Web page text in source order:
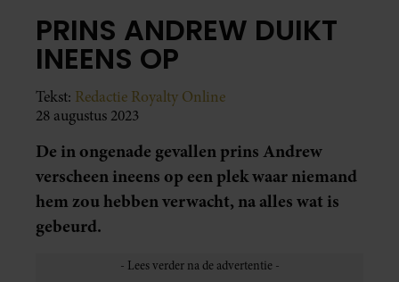
PRINS ANDREW DUIKT
INEENS OP
Tekst: Redactie Royalty Online
28 augustus 2023
De in ongenade gevallen prins Andrew
verscheen ineens op een plek waar niemand
hem zou hebben verwacht, na alles wat is
gebeurd.